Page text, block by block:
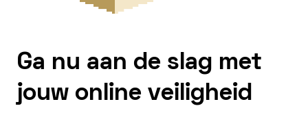
Ga nu aan de slag met
jouw online veiligheid